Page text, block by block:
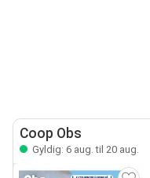
Coop Obs
Gyldig: 6 aug. til 20 aug.